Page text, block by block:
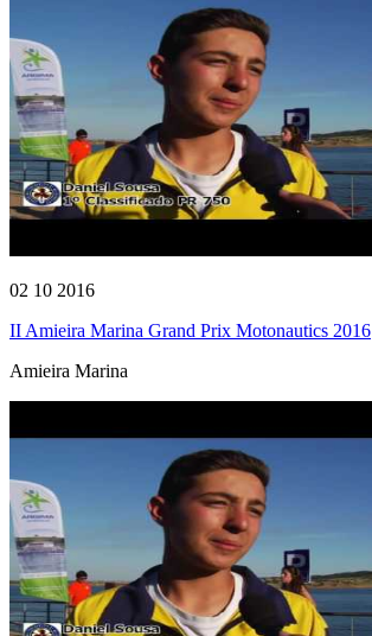
02 10 2016
II Amieira Marina Grand Prix Motonautics 2016
Amieira Marina